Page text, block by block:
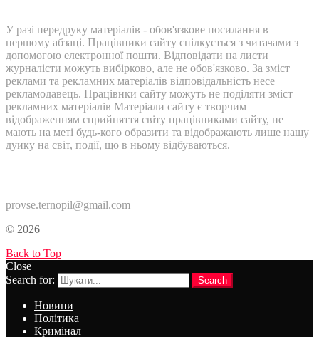
У разі передруку матеріалів - обов'язкове посилання в
першому абзаці. Працівники сайту спілкується з читачами з
допомогою електронної пошти. Відповідати на листи
журналісти можуть вибірково, але не обов'язково. За зміст
реклами та рекламних матеріалів відповідальність несе
рекламодавець. Працівнки сайту можуть не поділяти зміст
рекламних матеріалів Матеріали сайту є творчим
відображенням сприйняття світу працівниками сайту, не
мають на меті будь-кого образити та відображають лише нашу
дуику на світ, події, що в ньому відбуваються.
provse.ternopil@gmail.com
© 2026
Back to Top
Close
Search for:
Search
Новини
Політика
Кримінал